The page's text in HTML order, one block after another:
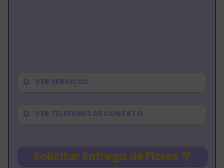
VER SERVIÇOS
VER TELEFONES DE CONTATO
Solicitar Entrega de Flores 🌹